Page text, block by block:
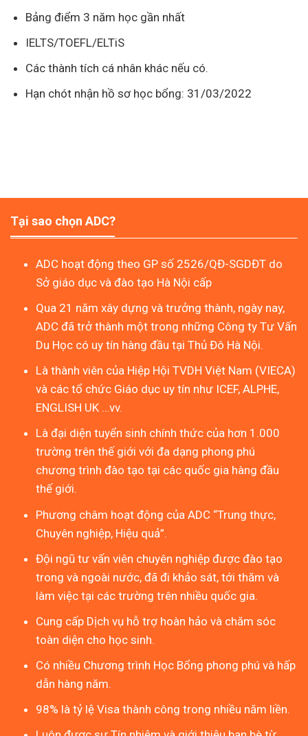
Bảng điểm 3 năm học gần nhất
IELTS/TOEFL/ELTiS
Các thành tích cá nhân khác nếu có.
Hạn chót nhận hồ sơ học bổng: 31/03/2022
Tại sao chọn ADC?
ADC hoạt động theo GP số 2526/QĐ-SGDĐT do
Sở giáo dục và đào tạo Hà Nội cấp
Qua 21 năm xây dựng và trưởng thành, ngày nay,
ADC đã trở thành một trong những Công ty Tư Vấn
Du Học có uy tín hàng đầu tại Thủ Đô Hà Nội.
Là thành viên của Hiệp Hội TVDH Việt Nam (VIECA)
và các tổ chức Giáo dục uy tín như ICEF, ALPHE,
ENGLISH UK …vv.
Là đại diện tuyển sinh chính thức của hơn 1.000
trường trên thế giới với đa dạng phong phú
chương trình đào tạo tại các quốc gia hàng đầu
thế giới.
Phương châm hoạt động của ADC “Trung thực,
Chuyên nghiệp, Hiệu quả”.
Đội ngũ tư vấn viên chuyên nghiệp được đào tạo
trong và ngoài nước, đã đi khảo sát, tới thăm và
làm việc tại các trường trên nhiều quốc gia.
Cung cấp Dịch vụ hỗ trợ hoàn hảo và chăm sóc
toàn diện cho học sinh.
Có nhiều Chương trình Học Bổng phong phú và hấp
dẫn hàng năm.
98% là tỷ lệ Visa thành công trong nhiều năm liền.